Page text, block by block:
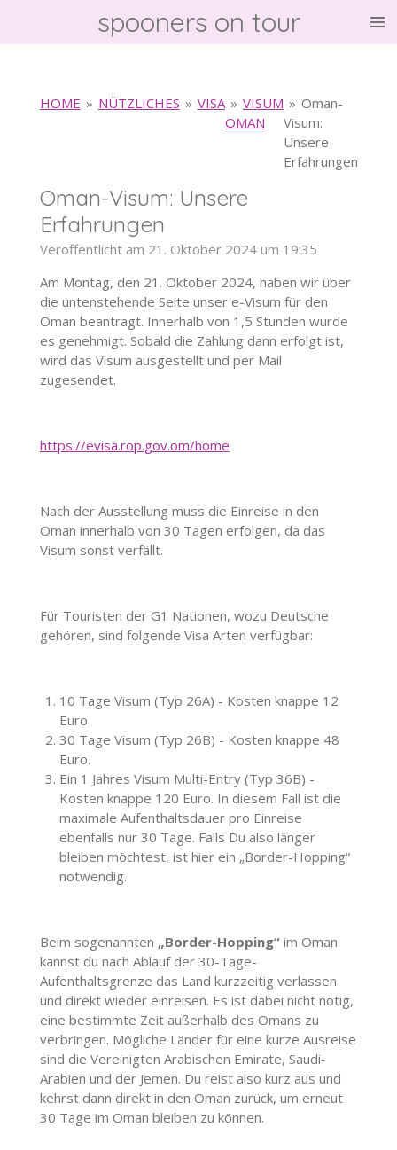
spooners on tour
HOME » NÜTZLICHES » VISA » VISUM
OMAN
» Oman-
Visum:
Unsere
Erfahrungen
Oman-Visum: Unsere
Erfahrungen
Veröffentlicht am 21. Oktober 2024 um 19:35
Am Montag, den 21. Oktober 2024, haben wir über
die untenstehende Seite unser e-Visum für den
Oman beantragt. Innerhalb von 1,5 Stunden wurde
es genehmigt. Sobald die Zahlung dann erfolgt ist,
wird das Visum ausgestellt und per Mail
zugesendet.
https://evisa.rop.gov.om/home
Nach der Ausstellung muss die Einreise in den
Oman innerhalb von 30 Tagen erfolgen, da das
Visum sonst verfällt.
Für Touristen der G1 Nationen, wozu Deutsche
gehören, sind folgende Visa Arten verfügbar:
10 Tage Visum (Typ 26A) - Kosten knappe 12
Euro
30 Tage Visum (Typ 26B) - Kosten knappe 48
Euro.
Ein 1 Jahres Visum Multi-Entry (Typ 36B) -
Kosten knappe 120 Euro. In diesem Fall ist die
maximale Aufenthaltsdauer pro Einreise
ebenfalls nur 30 Tage. Falls Du also länger
bleiben möchtest, ist hier ein „Border-Hopping“
notwendig.
Beim sogenannten „Border-Hopping“im Oman
kannst du nach Ablauf der 30-Tage-
Aufenthaltsgrenze das Land kurzzeitig verlassen
und direkt wieder einreisen. Es ist dabei nicht nötig,
eine bestimmte Zeit außerhalb des Omans zu
verbringen. Mögliche Länder für eine kurze Ausreise
sind die Vereinigten Arabischen Emirate, Saudi-
Arabien und der Jemen. Du reist also kurz aus und
kehrst dann direkt in den Oman zurück, um erneut
30 Tage im Oman bleiben zu können.